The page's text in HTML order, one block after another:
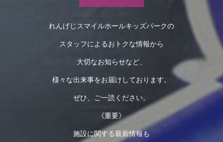
れんげじスマイルホールキッズパークの
スタッフによるおトクな情報から
大切なお知らせなど、
様々な出来事をお届けしております。
ぜひ、ご一読ください。
《重要》
施設に関する最新情報も